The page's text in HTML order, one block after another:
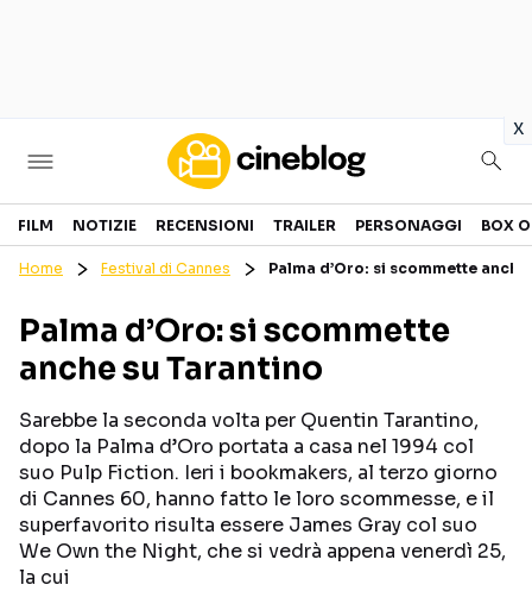
x
Cinema
GENERI
PERSONAGGI
CANALI STREAMING
Categorie
NOTIZIE
CURIOSITÀ
TRAILER
BOX OFFICE
FILM NOTIZIE RECENSIONI TRAILER PERSONAGGI BOX
Home Festival di Cannes Palma d’Oro: si scommette
Palma d’Oro: si scommette
anche su Tarantino
Sarebbe la seconda volta per Quentin Tarantino,
dopo la Palma d’Oro portata a casa nel 1994 col
suo Pulp Fiction. Ieri i bookmakers, al terzo giorno
di Cannes 60, hanno fatto le loro scommesse, e il
superfavorito risulta essere James Gray col suo
We Own the Night, che si vedrà appena venerdì 25,
la cui